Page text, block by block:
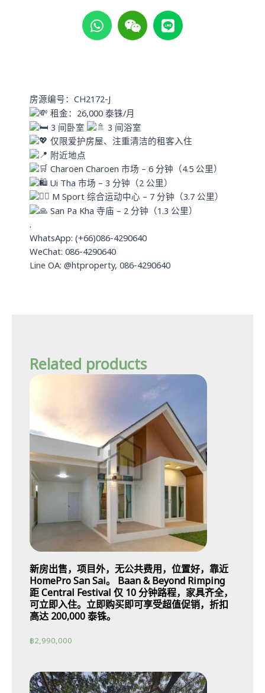
W
h
a
p
p
W
e
i
L
i
n
房源编号：CH2172-J
租金：26,000 泰铢/月
3 间卧室
3 间浴室
仅限爱护房屋、注重清洁的租客入住
附近地点
Charoen Charoen 市场 – 6 分钟（4.5 公里）
Ui Tha 市场 – 3 分钟（2 公里）
M Sport 综合运动中心 – 7 分钟（3.7 公里）
San Pa Kha 寺庙 – 2 分钟（1.3 公里）
.
WhatsApp: (+66)086-4290640
WeChat: 086-4290640
Line OA: @htproperty, 086-4290640
Related products
新房出售，项目外，无公共费用，位置好，靠近
HomePro San Sai。 Baan & Beyond Rimping
距 Central Festival 仅 10 分钟路程，家具齐全，
可立即入住。立即购买即可享受超值促销，折扣
高达 200,000 泰铢。
฿2,990,000